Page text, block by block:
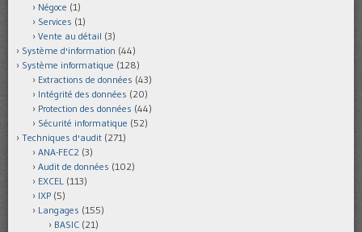
Négoce (1)
Services (1)
Vente au détail (3)
Système d'information (44)
Système informatique (128)
Extractions de données (43)
Intégrité des données (20)
Protection des données (44)
Sécurité informatique (52)
Techniques d'audit (271)
ANA-FEC2 (3)
Audit de données (102)
EXCEL (113)
IXP (5)
Langages (155)
BASIC (21)